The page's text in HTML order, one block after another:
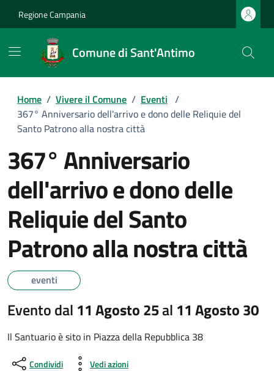
Regione Campania
Comune di Sant'Antimo
Home / Vivere il Comune / Eventi /
367° Anniversario dell'arrivo e dono delle Reliquie del
Santo Patrono alla nostra città
367° Anniversario
dell'arrivo e dono delle
Reliquie del Santo
Patrono alla nostra città
eventi
Evento dal 11 Agosto 25al 11 Agosto 30
Il Santuario è sito in Piazza della Repubblica 38
Condividi Vedi azioni